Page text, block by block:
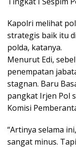
Kapolri melihat
strategis baik itu
polda, katanya.
Menurut Edi,
penempatan
stagnan. Baru
pangkat Irjen Pol
Komisi
“Artinya selama
sangat minus.